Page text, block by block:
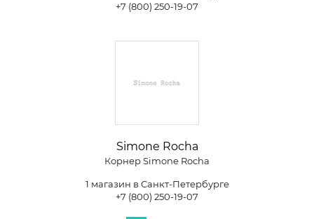
+7 (800) 250-19-07
Simone Rocha
Корнер Simone Rocha
1 магазин в Санкт-Петербурге
+7 (800) 250-19-07